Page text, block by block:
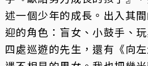
述一個少年的成長。出入其
迎的角色：盲女、小鼓手、
四處巡遊的先生，還有《向